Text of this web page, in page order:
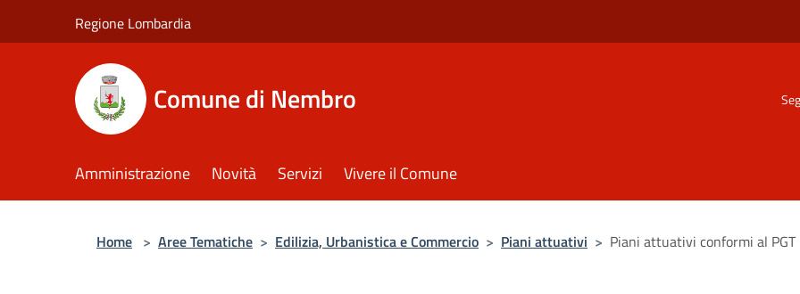
Regione Lombardia
Comune di Nembro
Amministrazione Novità Servizi Vivere il Comune
Home > Aree Tematiche > Edilizia, Urbanistica e Commercio > Piani attuativi > Piani attuativi conformi al PGT